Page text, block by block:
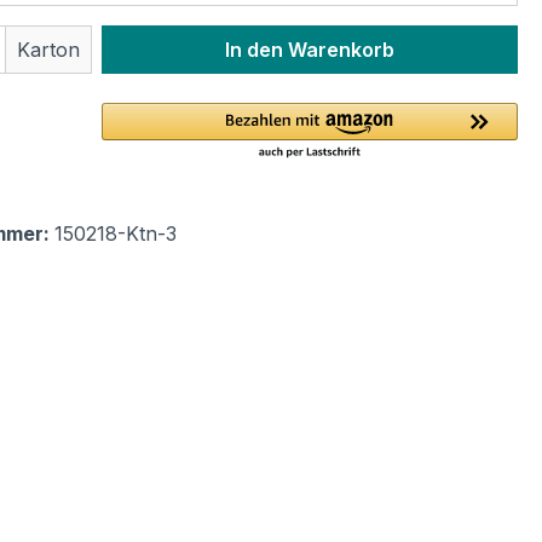
Anzahl: Gib den gewünschten Wert
Karton In den Warenkorb
150218-Ktn-3